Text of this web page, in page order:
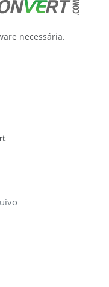
necessária.